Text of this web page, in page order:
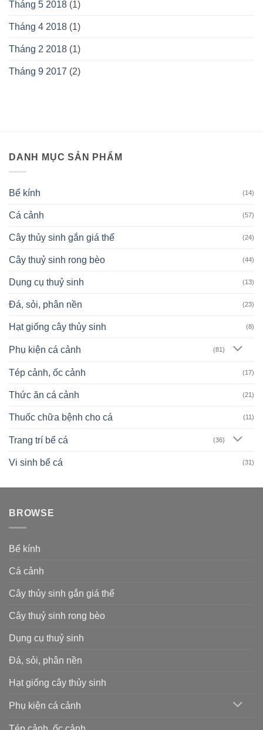
Tháng 5 2018 (1)
Tháng 4 2018 (1)
Tháng 2 2018 (1)
Tháng 9 2017 (2)
DANH MỤC SẢN PHẨM
Bể kính (14)
Cá cảnh (57)
Cây thủy sinh gắn giá thể (24)
Cây thuỷ sinh rong bèo (44)
Dụng cụ thuỷ sinh (13)
Đá, sỏi, phân nền (23)
Hạt giống cây thủy sinh (8)
Phụ kiện cá cảnh (81)
Tép cảnh, ốc cảnh (17)
Thức ăn cá cảnh (21)
Thuốc chữa bệnh cho cá (11)
Trang trí bể cá (36)
Vi sinh bể cá (31)
BROWSE
Bể kính
Cá cảnh
Cây thủy sinh gắn giá thể
Cây thuỷ sinh rong bèo
Dụng cụ thuỷ sinh
Đá, sỏi, phân nền
Hạt giống cây thủy sinh
Phụ kiện cá cảnh